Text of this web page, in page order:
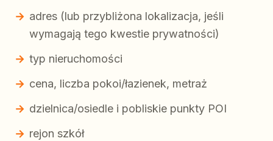
adres (lub przybliżona lokalizacja, jeśli
wymagają tego kwestie prywatności)
typ nieruchomości
cena, liczba pokoi/łazienek, metraż
dzielnica/osiedle i pobliskie punkty POI
rejon szkół